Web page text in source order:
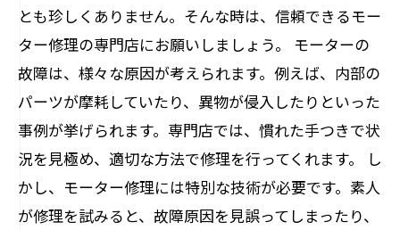
とも珍しくありません。そんな時は、信頼できるモー
ター修理の専門店にお願いしましょう。 モーターの
故障は、様々な原因が考えられます。例えば、内部の
パーツが摩耗していたり、異物が侵入したりといった
事例が挙げられます。専門店では、慣れた手つきで状
況を見極め、適切な方法で修理を行ってくれます。 し
かし、モーター修理には特別な技術が必要です。素人
が修理を試みると、故障原因を見誤ってしまったり、